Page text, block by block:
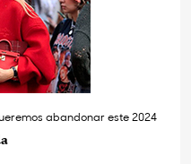
abandonar este 2024